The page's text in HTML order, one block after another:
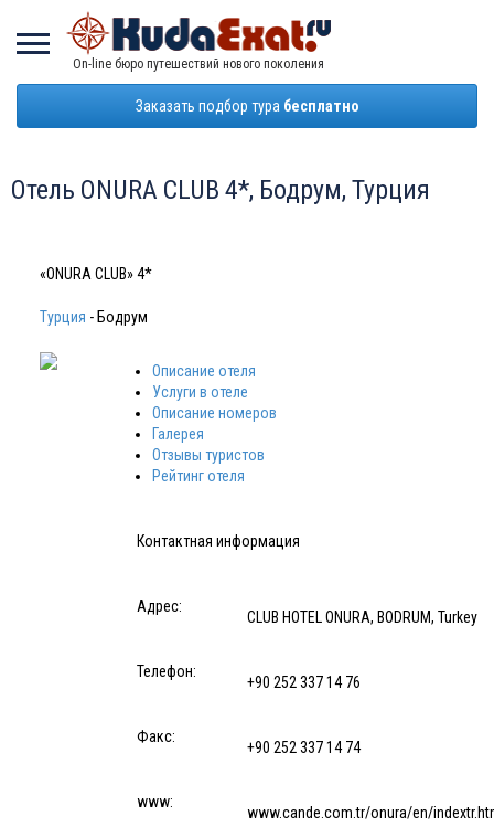
On-line бюро путешествий нового поколения
Заказать подбор тура бесплатно
Отель ONURA CLUB 4*, Бодрум, Турция
«ONURA CLUB» 4*
Турция - Бодрум
Описание отеля
Услуги в отеле
Описание номеров
Галерея
Отзывы туристов
Рейтинг отеля
Контактная информация
Адрес:
CLUB HOTEL ONURA, BODRUM, Turkey
Телефон:
+90 252 337 14 76
Факс:
+90 252 337 14 74
www:
www.cande.com.tr/onura/en/